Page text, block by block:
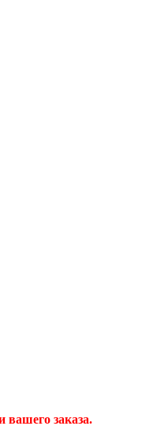
вашего заказа.